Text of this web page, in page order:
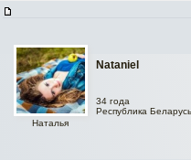
Nataniel
Наталья
34 года
Республика Беларусь